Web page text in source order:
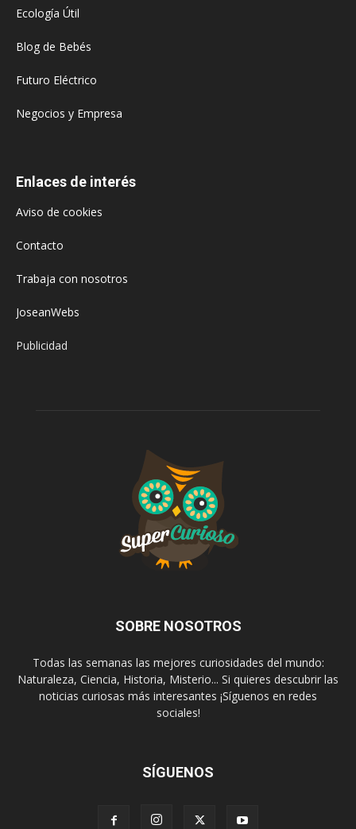
Ecología Útil
Blog de Bebés
Futuro Eléctrico
Negocios y Empresa
Enlaces de interés
Aviso de cookies
Contacto
Trabaja con nosotros
JoseanWebs
Publicidad
SOBRE NOSOTROS
Todas las semanas las mejores curiosidades del mundo:
Naturaleza, Ciencia, Historia, Misterio... Si quieres descubrir las
noticias curiosas más interesantes ¡Síguenos en redes
sociales!
SÍGUENOS